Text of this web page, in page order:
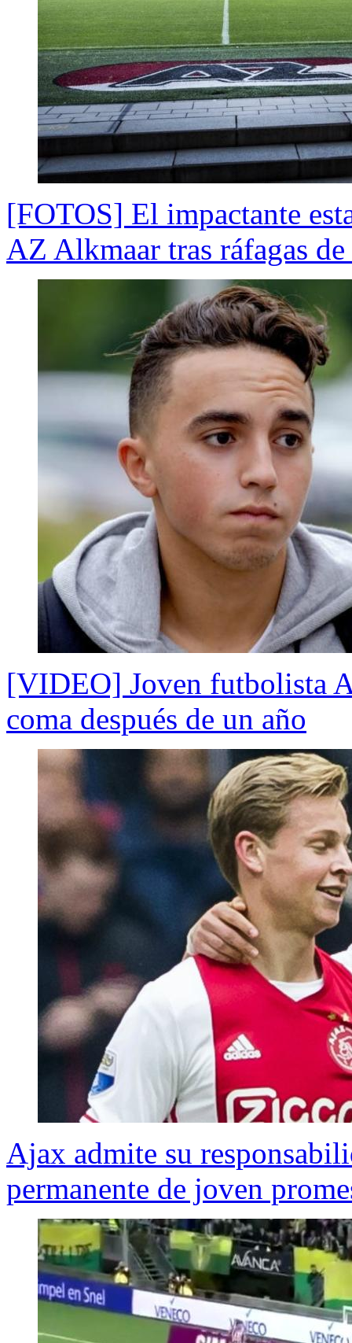
[FOTOS] El impactante
AZ Alkmaar tras ráfagas
[VIDEO] Joven futbolista
coma después de un año
Ajax admite su
permanente de joven